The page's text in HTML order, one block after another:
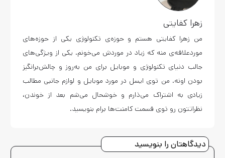
زهرا کفایتی
من زهرا کفایتی هستم و حوزه‌ی تکنولوژی یکی از حوزه‌های
موردعلاقه‌ی منه که زیاد در موردش می‌خونم. یکی از ویژگی‌های
جالب دنیای تکنولوژی و موبایل برای من به‌روز و چالش‌برانگیز
بودن اونه. من توی ایسل در مورد موبایل و لوازم جانبی مطالب
زیادی به اشتراک می‌ذارم و خوشحال می‌شم بعد از خوندن،
نظراتتون رو توی قسمت کامنت‌ها برام بنویسید.
دیدگاهتان را بنویسید